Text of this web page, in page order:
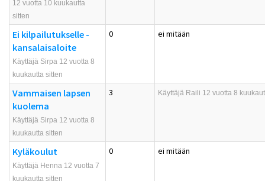
12 vuotta 10 kuukautta
sitten
Ei kilpailutukselle -
kansalaisaloite
Käyttäjä Sirpa 12 vuotta 8
kuukautta sitten
0 ei mitään
Vammaisen lapsen
kuolema
Käyttäjä Sirpa 12 vuotta 8
kuukautta sitten
3 Käyttäjä Raili 12 vuotta 8
Kyläkoulut
Käyttäjä Henna 12 vuotta 7
kuukautta sitten
0 ei mitään